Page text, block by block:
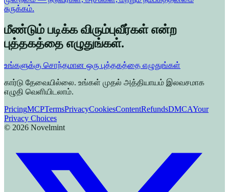
சுருக்கம்.
மீண்டும் படிக்க விரும்புவீர்கள் என்ற
புத்தகத்தை எழுதுங்கள்.
உங்களுக்கு சொந்தமான ஒரு புத்தகத்தை எழுதுங்கள்
கார்டு தேவையில்லை. உங்கள் முதல் அத்தியாயம் இலவசமாக
எழுதி வெளியிடலாம்.
PricingMCPTermsPrivacyCookiesContentRefundsDMCAYour
Privacy Choices
© 2026 Novelmint